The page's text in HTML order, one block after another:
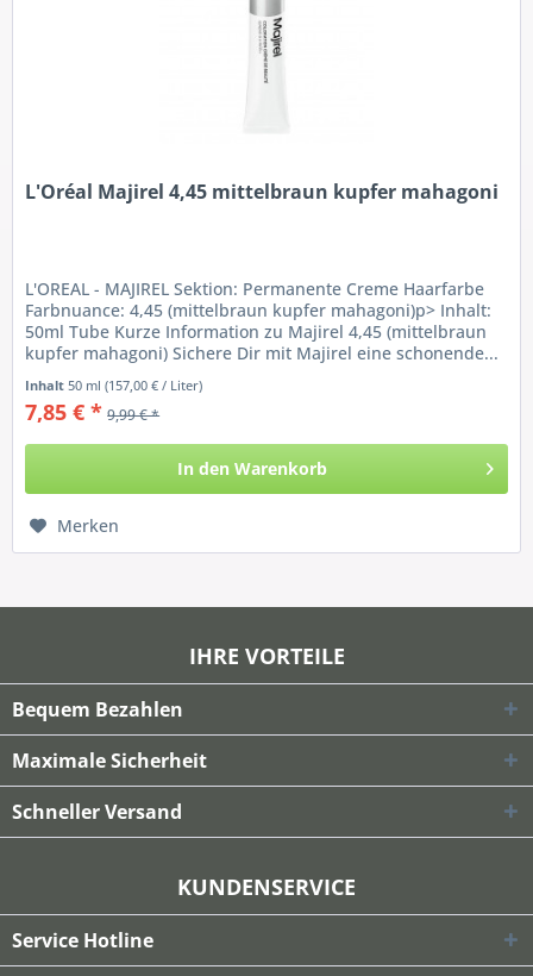
L'Oréal Majirel 4,45 mittelbraun kupfer mahagoni
L'OREAL - MAJIREL Sektion: Permanente Creme Haarfarbe
Farbnuance: 4,45 (mittelbraun kupfer mahagoni)p> Inhalt:
50ml Tube Kurze Information zu Majirel 4,45 (mittelbraun
kupfer mahagoni) Sichere Dir mit Majirel eine schonende...
Inhalt50 ml(157,00 € / Liter)
7,85 € * 9,99 € *
In den Warenkorb
Merken
IHRE VORTEILE
Bequem Bezahlen
Maximale Sicherheit
Schneller Versand
KUNDENSERVICE
Service Hotline